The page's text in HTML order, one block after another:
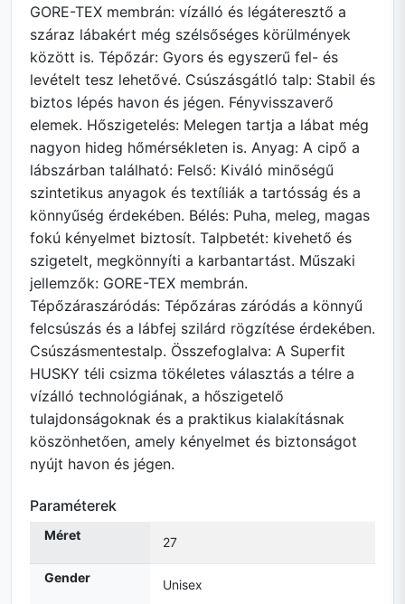
GORE-TEX membrán: vízálló és légáteresztő a
száraz lábakért még szélsőséges körülmények
között is. Tépőzár: Gyors és egyszerű fel- és
levételt tesz lehetővé. Csúszásgátló talp: Stabil és
biztos lépés havon és jégen. Fényvisszaverő
elemek. Hőszigetelés: Melegen tartja a lábat még
nagyon hideg hőmérsékleten is. Anyag: A cipő a
lábszárban található: Felső: Kiváló minőségű
szintetikus anyagok és textíliák a tartósság és a
könnyűség érdekében. Bélés: Puha, meleg, magas
fokú kényelmet biztosít. Talpbetét: kivehető és
szigetelt, megkönnyíti a karbantartást. Műszaki
jellemzők: GORE-TEX membrán.
Tépőzáraszáródás: Tépőzáras záródás a könnyű
felcsúszás és a lábfej szilárd rögzítése érdekében.
Csúszásmentestalp. Összefoglalva: A Superfit
HUSKY téli csizma tökéletes választás a télre a
vízálló technológiának, a hőszigetelő
tulajdonságoknak és a praktikus kialakításnak
köszönhetően, amely kényelmet és biztonságot
nyújt havon és jégen.
Paraméterek
Méret 27
Gender Unisex